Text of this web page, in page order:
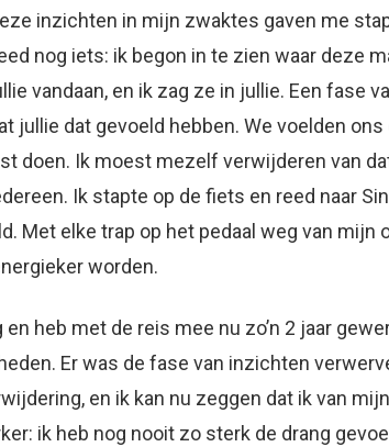
inzichten in mijn zwaktes gaven me
nog iets: ik begon in te zien waar deze
vandaan, en ik zag ze in jullie. Een fase
jullie dat gevoeld hebben. We voelden
doen. Ik moest mezelf verwijderen van
Ik stapte op de fiets en reed naar
Met elke trap op het pedaal weg van mijn
worden.
heb met de reis mee nu zo’n 2 jaar
Er was de fase van inzichten
en ik kan nu zeggen dat ik van
ik heb nog nooit zo sterk de drang